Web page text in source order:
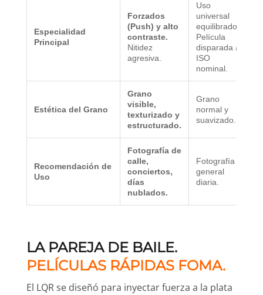
Especialidad
Principal
Forzados
(Push) y alto
contraste.
Nitidez
agresiva.
Uso
universal
equilibrado.
Película
disparada a
ISO
nominal.
Estética del Grano
Grano
visible,
texturizado y
estructurado.
Grano
normal y
suavizado.
Recomendación de
Uso
Fotografía de
calle,
conciertos,
días
nublados.
Fotografía
general
diaria.
LA PAREJA DE BAILE.
PELÍCULAS RÁPIDAS FOMA.
El LQR se diseñó para inyectar fuerza a la plata